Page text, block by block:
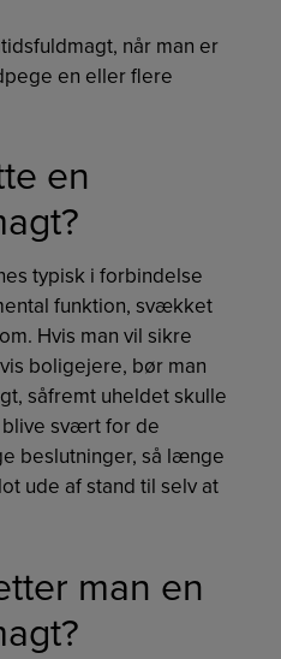
når man er
en eller flere
en
typisk i forbindelse
funktion, svækket
Hvis man vil sikre
boligejere, bør man
såfremt uheldet skulle
svært for de
beslutninger, så længe
ude af stand til selv at
man en